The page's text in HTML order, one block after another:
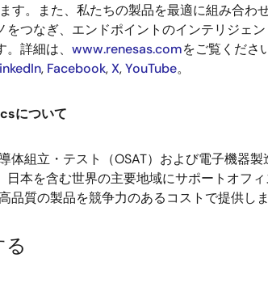
す。また、私たちの製品を最適に組み合
をつなぎ、エンドポイントのインテリジェ
詳細は、 www.renesas.comをご覧くださ
, Facebook,X,YouTube。
について
体組立・テスト（OSAT）および電子機器製
日本を含む世界の主要地域にサポートオフ
品質の製品を競争力のあるコストで提供しま